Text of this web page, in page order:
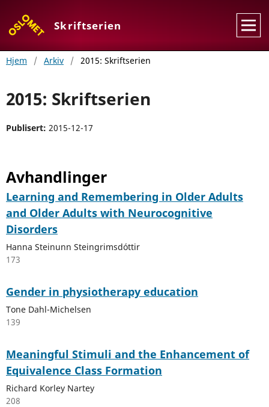
Skriftserien
Hjem / Arkiv / 2015: Skriftserien
2015: Skriftserien
Publisert: 2015-12-17
Avhandlinger
Learning and Remembering in Older Adults
and Older Adults with Neurocognitive
Disorders
Hanna Steinunn Steingrimsdóttir
173
Gender in physiotherapy education
Tone Dahl-Michelsen
139
Meaningful Stimuli and the Enhancement of
Equivalence Class Formation
Richard Korley Nartey
208